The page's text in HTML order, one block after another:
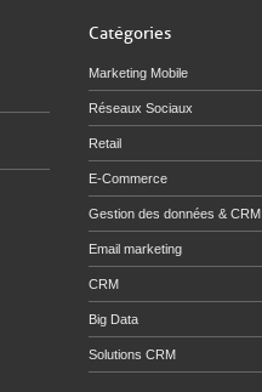
Catégories
Marketing Mobile
Réseaux Sociaux
Retail
E-Commerce
Gestion des données & CRM
Email marketing
CRM
Big Data
Solutions CRM